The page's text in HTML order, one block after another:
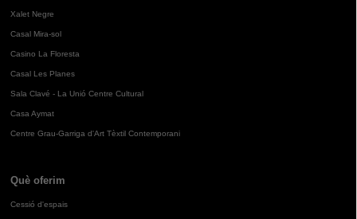
Xalet Negre
Casal Mira-sol
Casino La Floresta
Casal Les Planes
Sala Clavé - La Unió Centre Cultural
Casa Aymat
Centre Grau-Garriga d'Art Tèxtil Contemporani
Què oferim
Cessió d'espais